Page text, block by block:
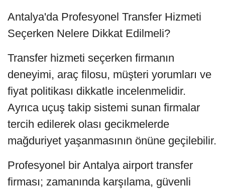
Antalya'da Profesyonel Transfer Hizmeti
Seçerken Nelere Dikkat Edilmeli?
Transfer hizmeti seçerken firmanın
deneyimi, araç filosu, müşteri yorumları ve
fiyat politikası dikkatle incelenmelidir.
Ayrıca uçuş takip sistemi sunan firmalar
tercih edilerek olası gecikmelerde
mağduriyet yaşanmasının önüne geçilebilir.
Profesyonel bir Antalya airport transfer
firması; zamanında karşılama, güvenli